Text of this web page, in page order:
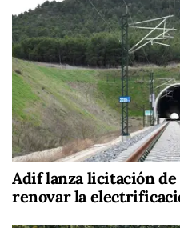
Adif lanza licitación de
renovar la